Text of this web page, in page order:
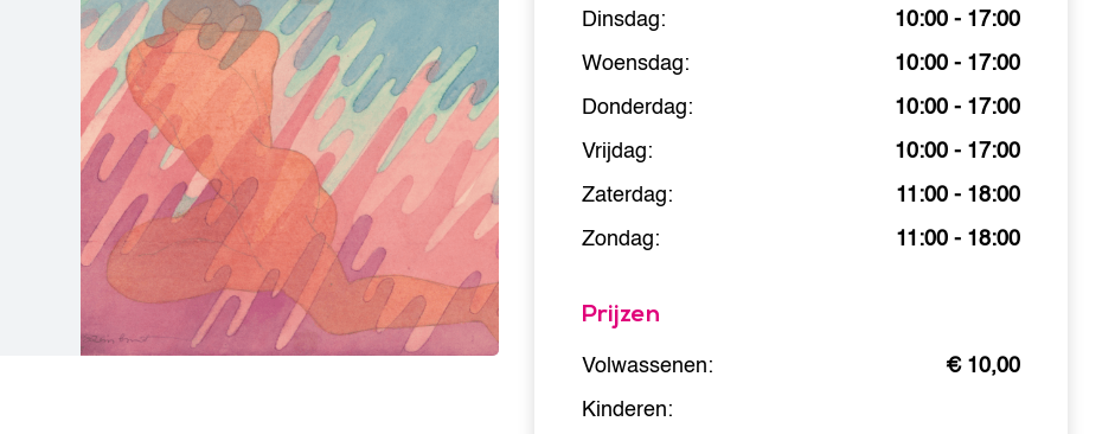
Dinsdag:
10:00 - 17:00
Woensdag:
10:00 - 17:00
Donderdag:
10:00 - 17:00
Vrijdag:
10:00 - 17:00
Zaterdag:
11:00 - 18:00
Zondag:
11:00 - 18:00
Prijzen
Volwassenen:
€ 10,00
Kinderen: